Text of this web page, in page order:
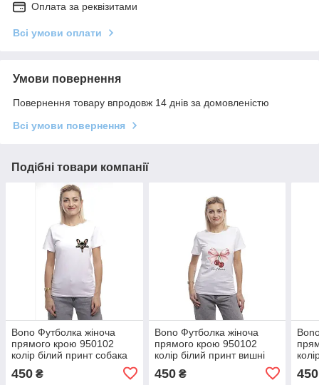
Оплата за реквізитами
Всі умови оплати
Умови повернення
Повернення товару впродовж 14 днів за домовленістю
Всі умови повернення
Подібні товари компанії
Bono Футболка жіноча
прямого крою 950102
колір білий принт собака
450 ₴
Bono Футболка жіноча
прямого крою 950102
колір білий принт вишні
450₴ 450